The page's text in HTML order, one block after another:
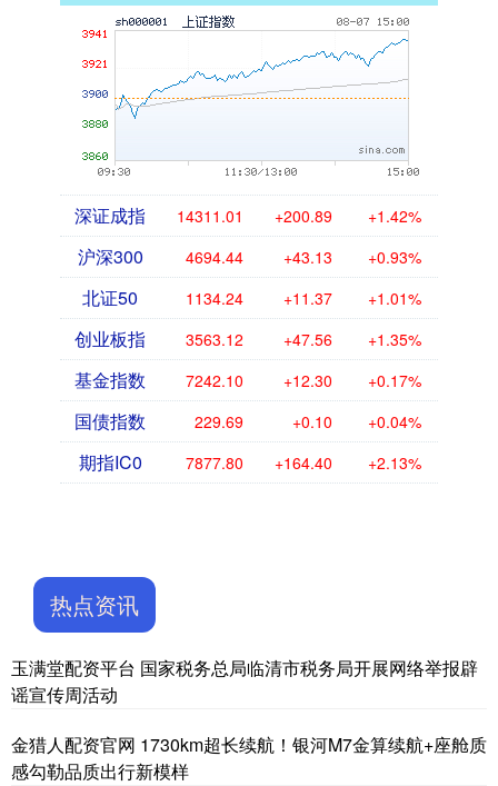
深证成指 14311.01 +200.89 +1.42%
沪深300 4694.44 +43.13 +0.93%
北证50 1134.24 +11.37 +1.01%
创业板指 3563.12 +47.56 +1.35%
基金指数 7242.10 +12.30 +0.17%
国债指数 229.69 +0.10 +0.04%
期指IC0 7877.80 +164.40 +2.13%
热点资讯
玉满堂配资平台 国家税务总局临清市税务局开展网络举报辟
谣宣传周活动
金猎人配资官网 1730km超长续航！银河M7金算续航+座舱质
感勾勒品质出行新模样